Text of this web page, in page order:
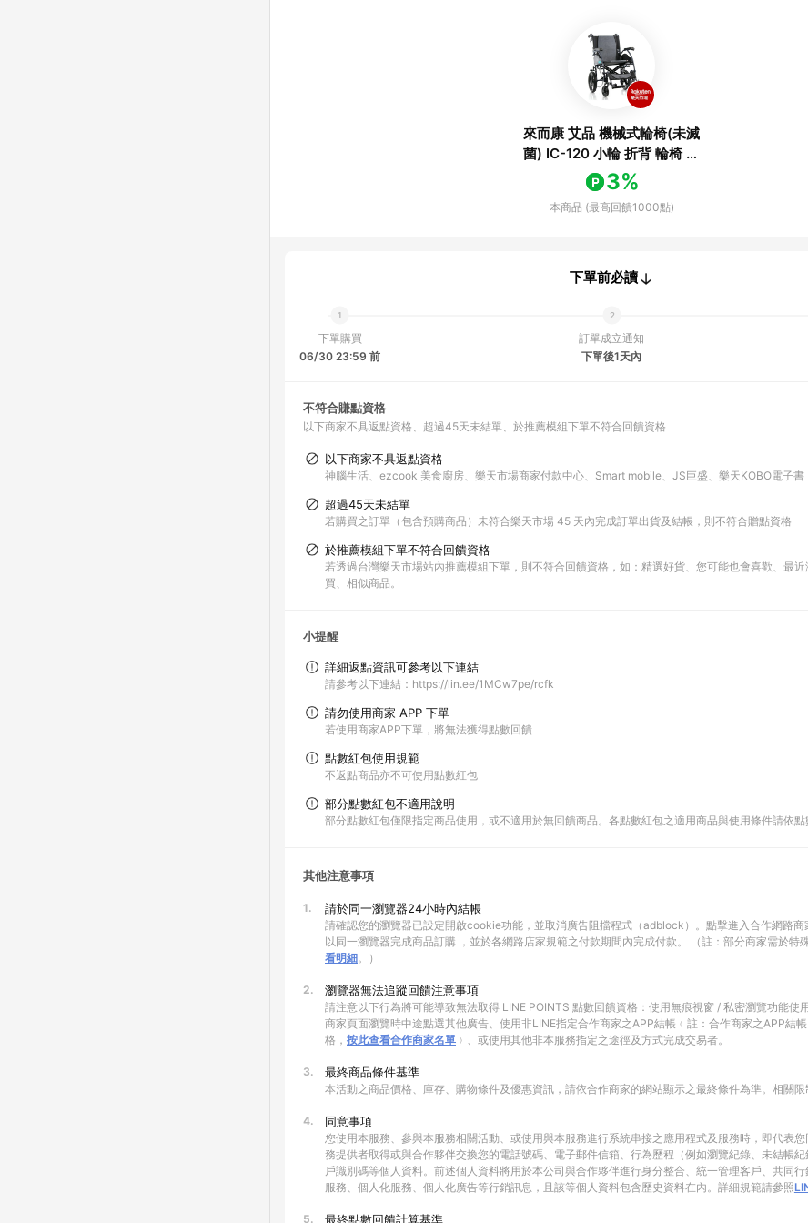
來而康 艾品 機械式輪椅(未滅
菌) IC-120 小輪 折背 輪椅 輕
量化 量產型 機械式 輪椅補助
B款 IC120
3%
本商品 (最高回饋1000點)
下單前必讀
下單購買
06/30 23:59 前
訂單成立通知
下單後1天內
不符合賺點資格
以下商家不具返點資格 超過45天未結單 於推薦模組下單不符合回饋資格
以下商家不具返點資格
神腦生活、ezcook 美食廚房、樂天市場商家付款中心、Smart mobile、JS巨盛、樂天KOBO電子書
超過45天未結單
若購買之訂單（包含預購商品）未符合樂天市場 45 天內完成訂單出貨及結帳，則不符合贈點資格
於推薦模組下單不符合回饋資格
若透過台灣樂天市場站內推薦模組下單，則不符合回饋資格，如：精選好貨、您可能也會喜歡、最
買、相似商品。
小提醒
詳細返點資訊可參考以下連結
請參考以下連結：https://lin.ee/1MCw7pe/rcfk
請勿使用商家 APP 下單
若使用商家APP下單，將無法獲得點數回饋
點數紅包使用規範
不返點商品亦不可使用點數紅包
部分點數紅包不適用說明
部分點數紅包僅限指定商品使用，或不適用於無回饋商品。各點數紅包之適用商品與使用條件請依點
其他注意事項
1. 請於同一瀏覽器24小時內結帳
請確認您的瀏覽器已設定開啟cookie功能，並取消廣告阻擋程式（adblock）。點擊進入合作網路
以同一瀏覽器完成商品訂購 ，並於各網路店家規範之付款期間內完成付款。 （註：部分商家需於特
看明細。）
2. 瀏覽器無法追蹤回饋注意事項
請注意以下行為將可能導致無法取得 LINE POINTS 點數回饋資格：使用無痕視窗 / 私密瀏覽功能使
商家頁面瀏覽時中途點選其他廣告、使用非LINE指定合作商家之APP結帳﹙註：合作商家之APP結
格， 按此查看合作商家名單 ﹚、或使用其他非本服務指定之途徑及方式完成交易者。
3. 最終商品條件基準
本活動之商品價格、庫存、購物條件及優惠資訊，請依合作商家的網站顯示之最終條件為準。相關
4. 同意事項
您使用本服務、參與本服務相關活動、或使用與本服務進行系統串接之應用程式及服務時，即代表
務提供者取得或與合作夥伴交換您的電話號碼、電子郵件信箱、行為歷程（例如瀏覽紀錄、未結帳
戶識別碼等個人資料。前述個人資料將用於本公司與合作夥伴進行身分整合、統一管理客戶、共同
服務、個人化服務、個人化廣告等行銷訊息，且該等個人資料包含歷史資料在內。詳細規範請參照
5. 最終點數回饋計算基準